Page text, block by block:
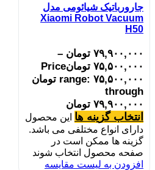
جارورباتیک شیائومی مدل
Xiaomi Robot Vacuum
H50
۷۹,۹۰۰,۰۰۰ تومان –
۷۵,۵۰۰,۰۰۰ تومانPrice
range: ۷۵,۵۰۰,۰۰۰ تومان
through
۷۹,۹۰۰,۰۰۰ تومان
انتخاب گزینه ها این محصول
دارای انواع مختلفی می باشد.
گزینه ها ممکن است در
صفحه محصول انتخاب شوند
افزودن به لیست مقایسه